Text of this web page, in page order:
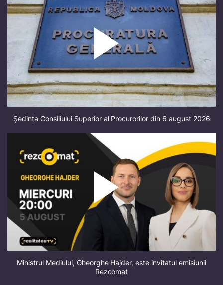
Ședința Consiliului Superior al Procurorilor din 6 august 2026
Ministrul Mediului, Gheorghe Hajder, este invitatul emisiunii
Rezoomat